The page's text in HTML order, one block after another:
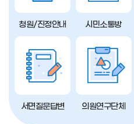
청원/진정안내 시민소통방
서면질문답변 의원연구단체